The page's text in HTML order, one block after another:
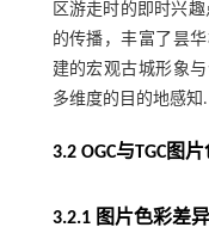
区游走时的即时兴
的传播，丰富了昙
建的宏观古城形象
多维度的目的地感知.
3.2 OGC与TGC图
3.2.1 图片色彩差异